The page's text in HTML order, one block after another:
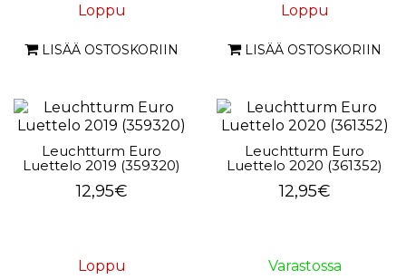
Loppu
LISÄÄ OSTOSKORIIN
Loppu
LISÄÄ OSTOSKORIIN
Leuchtturm Euro
Luettelo 2019 (359320)
12,95€
Loppu
Leuchtturm Euro
Luettelo 2020 (361352)
12,95€
Varastossa